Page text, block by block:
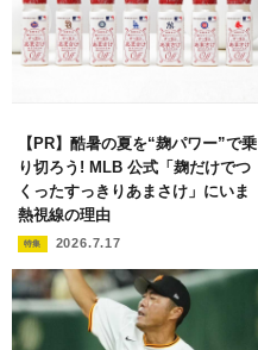
【PR】酷暑の夏を“麹パワー”で乗
り切ろう! MLB 公式「麹だけでつ
くったすっきりあまさけ」にいま
熱視線の理由
特集 2026.7.17